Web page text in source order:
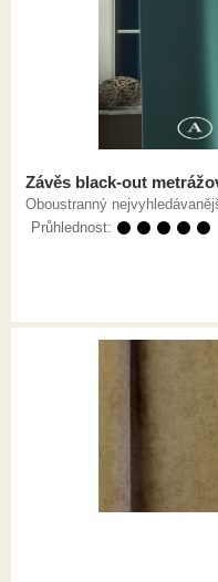
Závěs black-out
Oboustranný
Průhlednost: ⚫ ⚫ ⚫ ⚫ ⚫